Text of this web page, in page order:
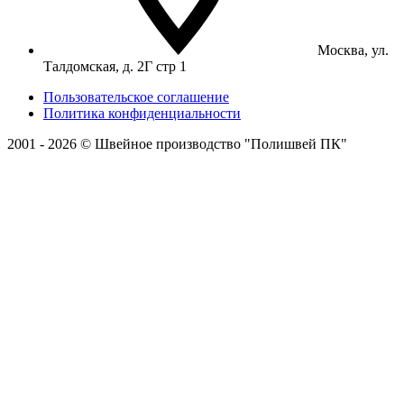
Москва, ул.
Талдомская, д. 2Г стр 1
Пользовательское соглашение
Политика конфиденциальности
2001 - 2026 © Швейное производство "Полишвей ПК"